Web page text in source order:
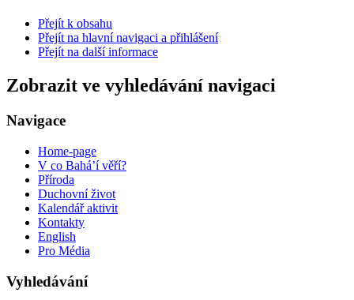
Přejít k obsahu
Přejít na hlavní navigaci a přihlášení
Přejít na další informace
Zobrazit ve vyhledávání navigaci
Navigace
Home-page
V co Bahá’í věří?
Příroda
Duchovní život
Kalendář aktivit
Kontakty
English
Pro Média
Vyhledávání